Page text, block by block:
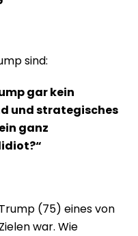
sind:
gar kein
und strategisches
ganz
(75) eines von
war. Wie